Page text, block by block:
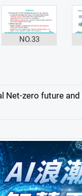
NO.33
Net-zero future